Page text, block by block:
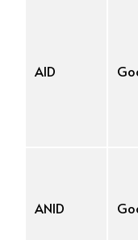
AID
ANID